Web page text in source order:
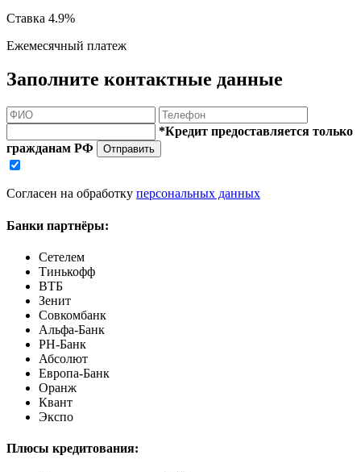
Ставка 4.9%
Ежемесячный платеж
Заполните контактные данные
*Кредит предоставляется только
гражданам РФ
Отправить
Согласен на обработку персональных данных
Банки партнёры:
Сетелем
Тинькофф
ВТБ
Зенит
Совкомбанк
Альфа-Банк
РН-Банк
Абсолют
Европа-Банк
Оранж
Квант
Экспо
Плюсы кредитования: